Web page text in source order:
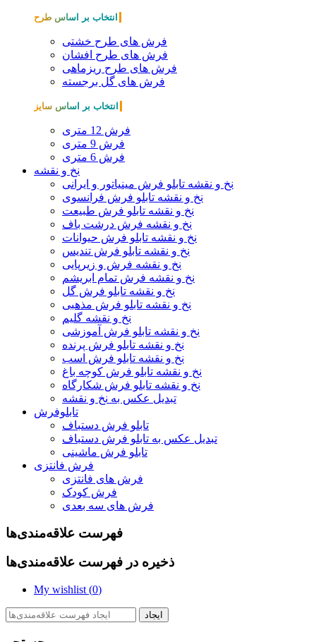
انتخاب بر اساس طرح
فرش های طرح خشتی
فرش های طرح افشان
فرش های طرح ریزماهی
فرش های گل برجسته
انتخاب بر اساس سایز
فرش 12 متری
فرش 9 متری
فرش 6 متری
نخ و نقشه
نخ و نقشه تابلو فرش مینیاتور و ایرانی
نخ و نقشه تابلو فرش فرانسوی
نخ و نقشه تابلو فرش طبیعت
نخ و نقشه فرش درشت باف
نخ و نقشه تابلو فرش حیوانات
نخ و نقشه تابلو فرش تندیس
نخ و نقشه فرش و زیرپایی
نخ و نقشه فرش تمام ابریشم
نخ و نقشه تابلو فرش گل
نخ و نقشه تابلو فرش مذهبی
نخ و نقشه گلیم
نخ و نقشه تابلو فرش آموزشی
نخ و نقشه تابلو فرش پرنده
نخ و نقشه تابلو فرش اسب
نخ و نقشه تابلو فرش کوچه باغ
نخ و نقشه تابلو فرش شکارگاه
تبدیل عکس به نخ و نقشه
تابلوفرش
تابلو فرش دستباف
تبدیل عکس به تابلو فرش دستباف
تابلو فرش ماشینی
فرش فانتزی
فرش های فانتزی
فرش کودک
فرش های سه بعدی
فهرست علاقه‌مندی‌ها
ذخیره در فهرست علاقه‌مندی‌ها
My wishlist (0)
ایجاد